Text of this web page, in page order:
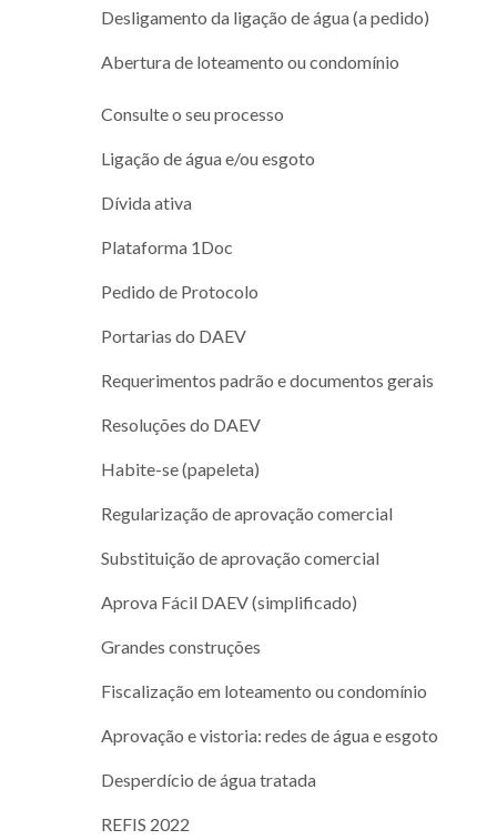
Desligamento da ligação de água (a pedido)
Abertura de loteamento ou condomínio
Consulte o seu processo
Ligação de água e/ou esgoto
Dívida ativa
Plataforma 1Doc
Pedido de Protocolo
Portarias do DAEV
Requerimentos padrão e documentos gerais
Resoluções do DAEV
Habite-se (papeleta)
Regularização de aprovação comercial
Substituição de aprovação comercial
Aprova Fácil DAEV (simplificado)
Grandes construções
Fiscalização em loteamento ou condomínio
Aprovação e vistoria: redes de água e esgoto
Desperdício de água tratada
REFIS 2022